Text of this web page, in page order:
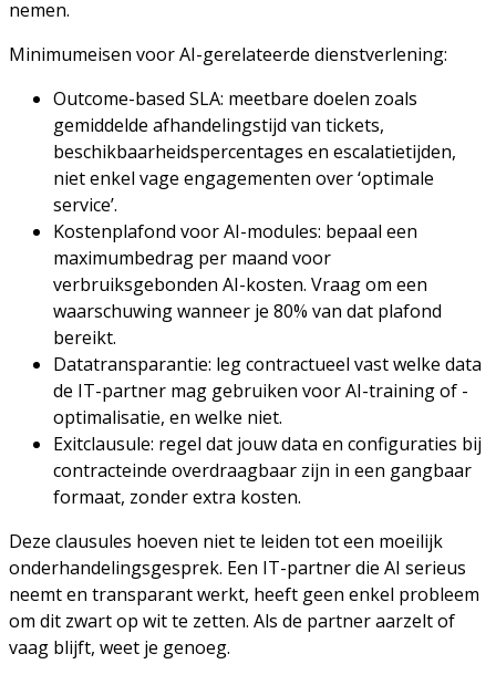
nemen.
Minimumeisen voor AI-gerelateerde dienstverlening:
Outcome-based SLA: meetbare doelen zoals
gemiddelde afhandelingstijd van tickets,
beschikbaarheidspercentages en escalatietijden,
niet enkel vage engagementen over ‘optimale
service’.
Kostenplafond voor AI-modules: bepaal een
maximumbedrag per maand voor
verbruiksgebonden AI-kosten. Vraag om een
waarschuwing wanneer je 80% van dat plafond
bereikt.
Datatransparantie: leg contractueel vast welke data
de IT-partner mag gebruiken voor AI-training of -
optimalisatie, en welke niet.
Exitclausule: regel dat jouw data en configuraties bij
contracteinde overdraagbaar zijn in een gangbaar
formaat, zonder extra kosten.
Deze clausules hoeven niet te leiden tot een moeilijk
onderhandelingsgesprek. Een IT-partner die AI serieus
neemt en transparant werkt, heeft geen enkel probleem
om dit zwart op wit te zetten. Als de partner aarzelt of
vaag blijft, weet je genoeg.